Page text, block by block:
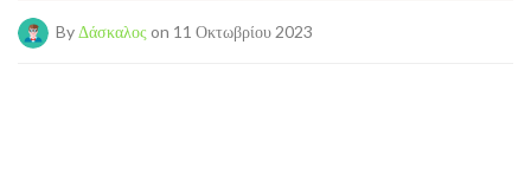
By Δάσκαλος on 11 Οκτωβρίου 2023